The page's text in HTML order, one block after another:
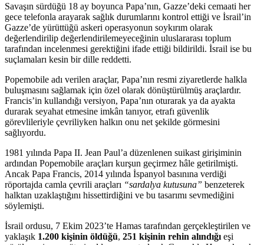
Savaşın sürdüğü 18 ay boyunca Papa’nın, Gazze’deki cemaati her
gece telefonla arayarak sağlık durumlarını kontrol ettiği ve İsrail’in
Gazze’de yürüttüğü askeri operasyonun soykırım olarak
değerlendirilip değerlendirilemeyeceğinin uluslararası toplum
tarafından incelenmesi gerektiğini ifade ettiği bildirildi. İsrail ise bu
suçlamaları kesin bir dille reddetti.
Popemobile adı verilen araçlar, Papa’nın resmi ziyaretlerde halkla
buluşmasını sağlamak için özel olarak dönüştürülmüş araçlardır.
Francis’in kullandığı versiyon, Papa’nın oturarak ya da ayakta
durarak seyahat etmesine imkân tanıyor, etrafı güvenlik
görevlileriyle çevriliyken halkın onu net şekilde görmesini
sağlıyordu.
1981 yılında Papa II. Jean Paul’a düzenlenen suikast girişiminin
ardından Popemobile araçları kurşun geçirmez hâle getirilmişti.
Ancak Papa Francis, 2014 yılında İspanyol basınına verdiği
röportajda camla çevrili araçları “sardalya kutusuna” benzeterek
halktan uzaklaştığını hissettirdiğini ve bu tasarımı sevmediğini
söylemişti.
İsrail ordusu, 7 Ekim 2023’te Hamas tarafından gerçekleştirilen ve
yaklaşık 1.200 kişinin öldüğü, 251 kişinin rehin alındığı eşi